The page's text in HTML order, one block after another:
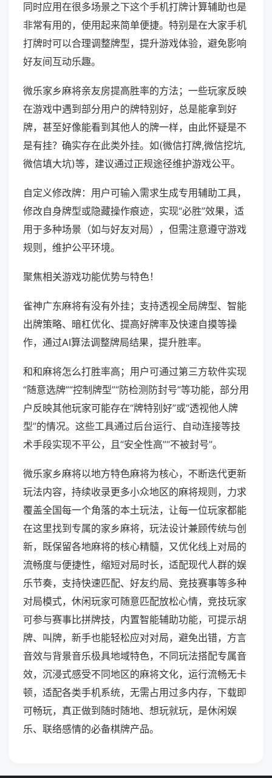
同时应用在很多场景之下这个手机打牌计算辅助也是
非常有用的，使用起来简单便捷。特别是在大家手机
打牌时可以合理调整牌型，提升游戏体验，避免影响
好友间互动乐趣。
微乐家乡麻将亲友房提高胜率的方法；一些玩家反映
在游戏中遇到部分用户的牌特别好，总是能拿到好
牌，甚至好像能看到其他人的牌一样，由此怀疑是不
是有挂？确实存在此类外挂。如(微信打牌,微信挖坑,
微信填大坑)等，建议通过正规途径维护游戏公平。
自定义修改牌：用户可输入需求生成专用辅助工具，
修改自身牌型或隐藏操作痕迹，实现“必胜”效果，适
用于多种场景（如与好友对局），但需注意遵守游戏
规则，维护公平环境。
聚焦相关游戏功能优势与特色！
雀神广东麻将有没有外挂；支持透视全局牌型、智能
出牌策略、暗杠优化、提高好牌率及快速自摸等操
作，通过AI算法调整牌局结果，提升胜率。
和和麻将怎么打胜率高；用户可通过第三方软件实现
“随意选牌”“控制牌型”“防检测防封号”等功能，部分用
户反映其他玩家可能存在“牌特别好”或“透视他人牌
型”的情况。这些工具通过后台运行、自动连接等技
术手段实现不平公，且“安全性高”“不被封号”。
微乐家乡麻将以地方特色麻将为核心，不断迭代更新
玩法内容，持续收录更多小众地区的麻将规则，力求
覆盖全国每一个角落的本土玩法，让每一位玩家都能
在这里找到专属的家乡麻将，玩法设计兼顾传统与创
新，既保留各地麻将的核心精髓，又优化线上对局的
流畅度与便捷性，缩短对局时长，适配现代人群的娱
乐节奏，支持快速匹配、好友约局、竞技赛事等多种
对局模式，休闲玩家可随意匹配放松心情，竞技玩家
可参与赛事比拼牌技，内置智能辅助功能，可提示胡
牌、叫牌，新手也能轻松应对对局，避免出错，方言
音效与背景音乐极具地域特色，不同玩法搭配专属音
效，沉浸式感受不同地区的麻将文化，运行流畅无卡
顿，适配各类手机系统，无需占用过多内存，下载即
可畅玩，真正做到随时随地、想玩就玩，是休闲娱
乐、联络感情的必备棋牌产品。